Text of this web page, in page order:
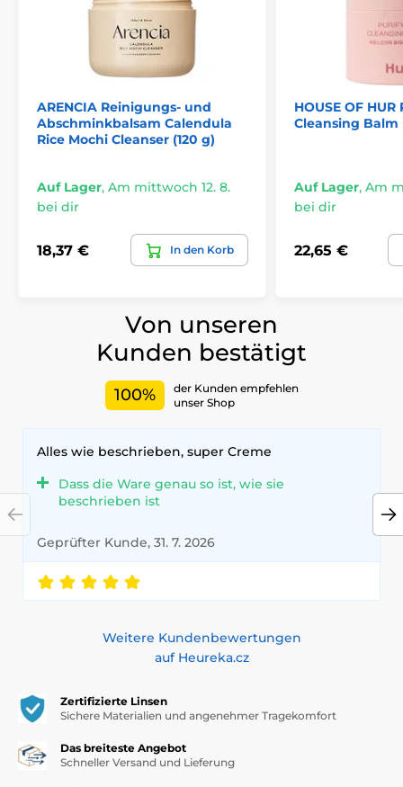
ARENCIA Reinigungs- und
Abschminkbalsam Calendula
Rice Mochi Cleanser (120 g)
Auf Lager, Am mittwoch 12. 8.
bei dir
18,37 € In den Korb
HOUSE OF
Cleansing Balm
Auf Lager, Am
bei dir
22,65 €
Von unseren
Kunden bestätigt
100%
der Kunden empfehlen
unser Shop
Alles wie beschrieben, super Creme
Dass die Ware genau so ist, wie sie
beschrieben ist
Geprüfter Kunde, 31. 7. 2026
Weitere Kundenbewertungen
auf Heureka.cz
Zertifizierte Linsen
Sichere Materialien und angenehmer Tragekomfort
Das breiteste Angebot
Schneller Versand und Lieferung